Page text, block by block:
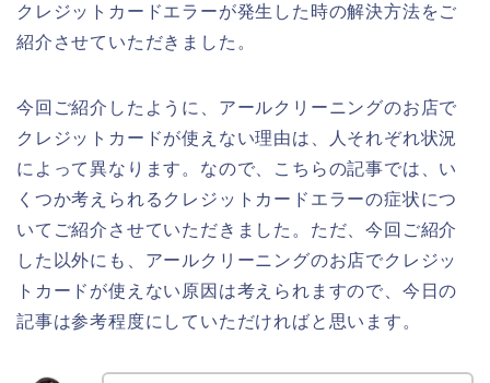
クレジットカードエラーが発生した時の解決方法をご
紹介させていただきました。
今回ご紹介したように、アールクリーニングのお店で
クレジットカードが使えない理由は、人それぞれ状況
によって異なります。なので、こちらの記事では、い
くつか考えられるクレジットカードエラーの症状につ
いてご紹介させていただきました。ただ、今回ご紹介
した以外にも、アールクリーニングのお店でクレジッ
トカードが使えない原因は考えられますので、今日の
記事は参考程度にしていただければと思います。